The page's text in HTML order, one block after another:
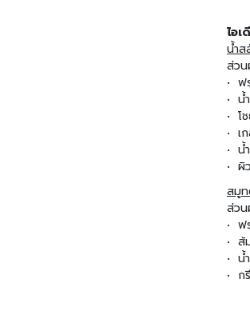
ไอ
น้ำส
ส่วน
• ฟ
• น้
• โ
• เ
• น้
• ผิ
สมูท
ส่ว
• ฟ
• ส้
• น้
• ก